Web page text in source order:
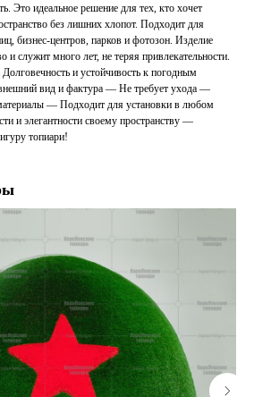
Это идеальное решение для тех, кто хочет
без лишних хлопот. Подходит для
бизнес-центров, парков и фотозон. Изделие
и служит много лет, не теряя привлекательности.
и устойчивость к погодным
вид и фактура — Не требует ухода —
— Подходит для установки в любом
и элегантности своему пространству —
топиари!